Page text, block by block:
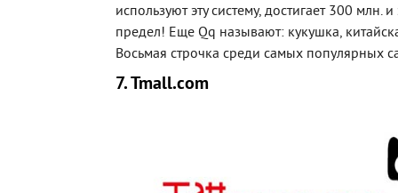
используют эту систему, достигает 300 млн.
предел! Еще Qq называют: кукушка,
Восьмая строчка среди самых популярных
7. Tmall.com